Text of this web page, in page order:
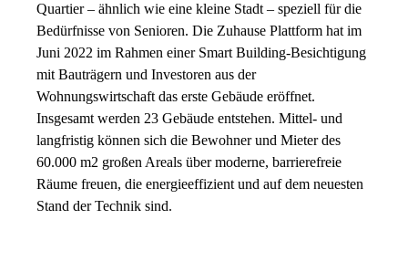
Quartier – ähnlich wie eine kleine Stadt – speziell für die
Bedürfnisse von Senioren. Die Zuhause Plattform hat im
Juni 2022 im Rahmen einer Smart Building-Besichtigung
mit Bauträgern und Investoren aus der
Wohnungswirtschaft das erste Gebäude eröffnet.
Insgesamt werden 23 Gebäude entstehen. Mittel- und
langfristig können sich die Bewohner und Mieter des
60.000 m2 großen Areals über moderne, barrierefreie
Räume freuen, die energieeffizient und auf dem neuesten
Stand der Technik sind.